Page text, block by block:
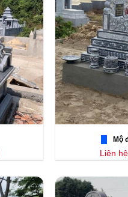
Mộ
Liên